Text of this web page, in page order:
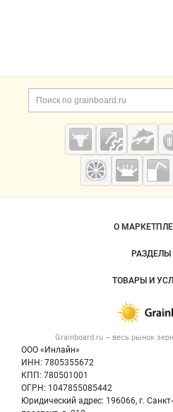
Дополнительная
Cсылки на
Важные разделы и
Grainboard.ru – весь рынок
ООО «Инлайн»
ИНН: 7805355672
КПП: 780501001
ОГРН: 1047855085442
Юридический адрес: 196066, г.
Навигация по сайту
О
Новости
Размещение
Публичная
Контактная
Политика обработки
РАЗДЕЛЫ
Новости
ТОВАРЫ И
Крупы
Мука